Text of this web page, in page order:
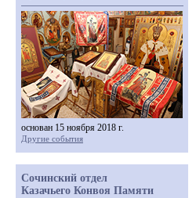
основан 15 ноября 2018 г.
Другие события
Сочинский отдел
Казачьего Конвоя Памяти